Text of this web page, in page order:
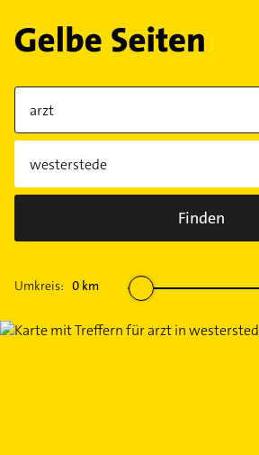
Finden
Umkreis: 0 km